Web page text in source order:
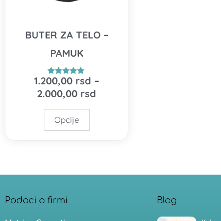
BUTER ZA TELO –
PAMUK
Ocenjeno
5.00
od 5
1.200,00 rsd –
2.000,00 rsd
Opcije
izabrane
proizvoda.
Podaci o firmi Blog